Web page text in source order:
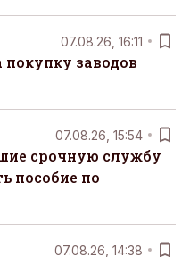
07.08.26, 16:11
заводов
07.08.26, 15:54
срочную службу
пособие по
07.08.26, 14:38